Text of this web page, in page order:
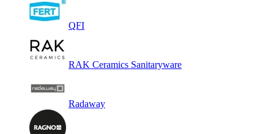
QFI
RAK Ceramics Sanitaryware
Radaway